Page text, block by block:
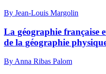
By Jean-Louis Margolin
La géographie française
de la géographie
By Anna Ribas Palom